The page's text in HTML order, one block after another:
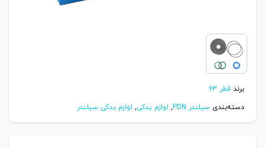
برند قطر 63
دسته‌بندی سیلندر PDN , لوازم یدکی, لوازم یدکی سیلندر